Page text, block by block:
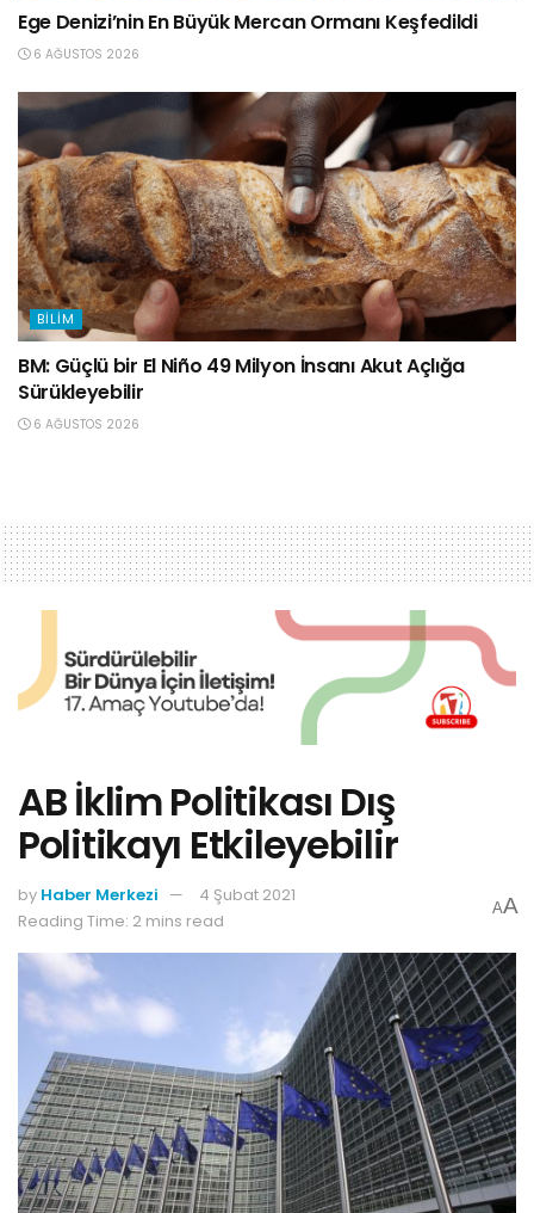
Ege Denizi’nin En Büyük Mercan Ormanı Keşfedildi
6 AĞUSTOS 2026
BILIM
BM: Güçlü bir El Niño 49 Milyon İnsanı Akut Açlığa
Sürükleyebilir
6 AĞUSTOS 2026
AB İklim Politikası Dış
Politikayı Etkileyebilir
by Haber Merkezi
4 Şubat 2021
Reading Time: 2 mins read
AA